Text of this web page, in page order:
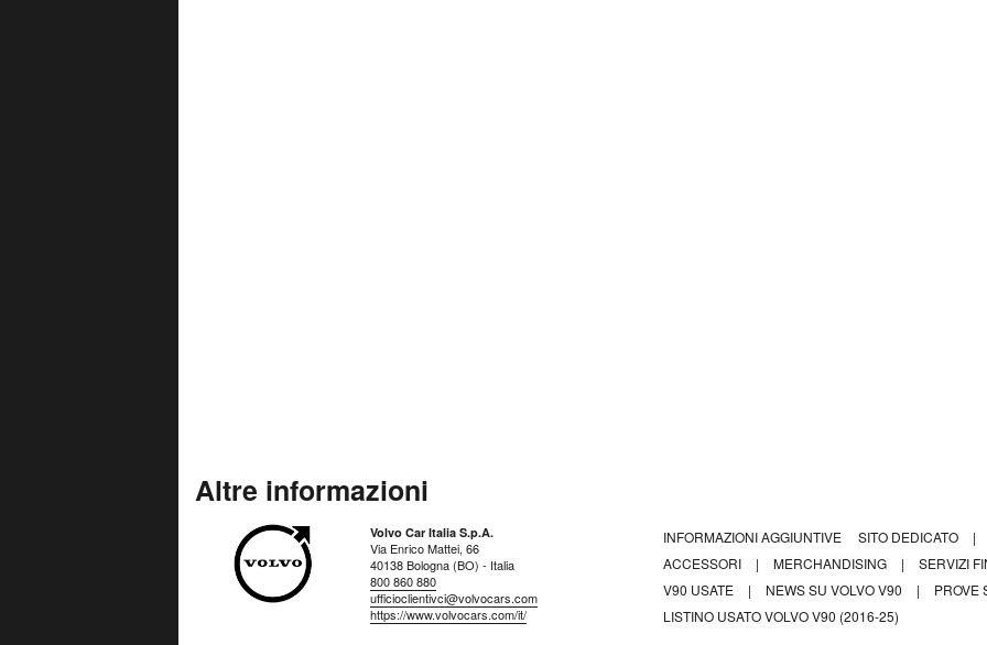
Altre informazioni
Volvo Car Italia S.p.A.
Via Enrico Mattei, 66
40138 Bologna (BO) - Italia
800 860 880
ufficioclientivci@volvocars.com
https://www.volvocars.com/it/
INFORMAZIONI AGGIUNTIVE SITO DEDICATO
|
ACCESSORI
| MERCHANDISING |
SERVIZI
V90 USATE
| NEWS SU VOLVO V90 |
PROVE
LISTINO USATO VOLVO V90 (2016-25)